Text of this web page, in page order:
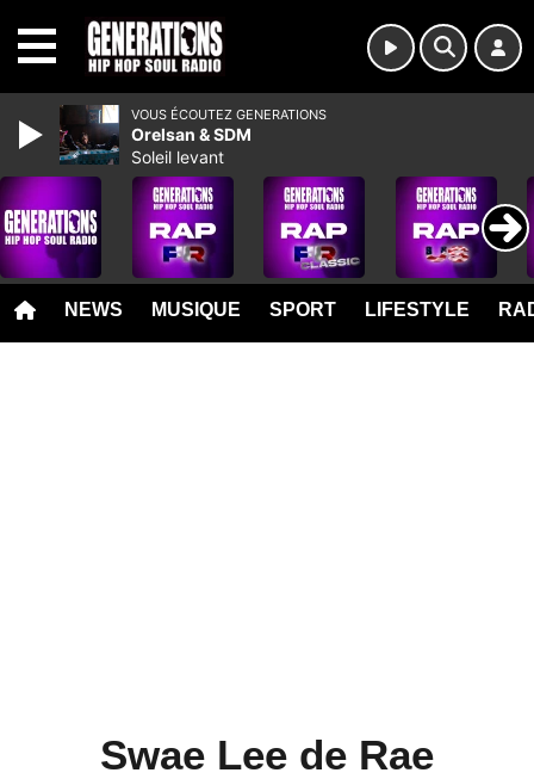
NEWS MUSIQUE SPORT LIFESTYLE
Swae Lee de Rae
VOUS ÉCOUTEZ GENERATIONS
Orelsan & SDM
Soleil levant